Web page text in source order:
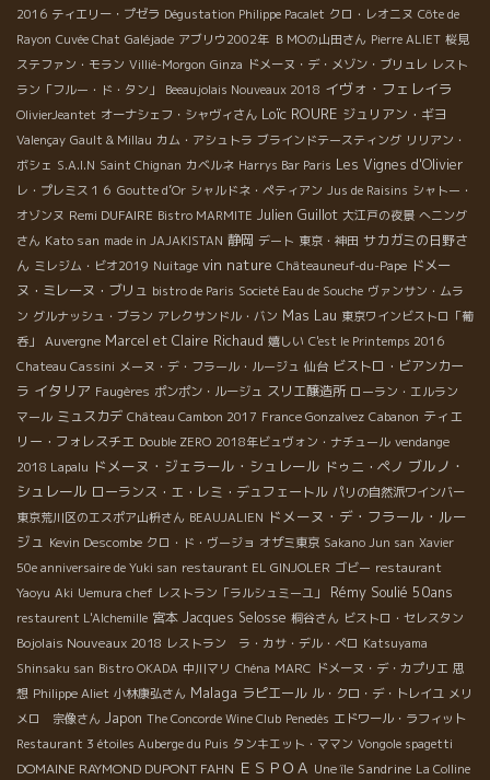
2016 ティエリー・プゼラ Dégustation Philippe Pacalet クロ・レオニヌ Côte de
Rayon Cuvée Chat Galéjade アブリウ2002年 ＢＭОの山田さん Pierre ALIET 桜見
ステファン・モラン Villié-Morgon Ginza ドメーヌ・デ・メゾン・ブリュレ レスト
ラン「フルー・ド・タン」
Beeaujolais Nouveaux 2018 イヴォ・フェレイラ
OlivierJeantet オーナシェフ・シャヴィさん Loïc ROURE ジュリアン・ギヨ
Valençay Gault & Millau カム・アシュトラ ブラインドテースティング リリアン・
ボシェ S.A.I.N Saint Chignan カベルネ Harrys Bar Paris Les Vignes d'Olivier
レ・プレミス１６ Goutte d’Or シャルドネ・ペティアン Jus de Raisins シャトー・
オゾンヌ Remi DUFAIRE Bistro MARMITE Julien Guillot 大江戸の夜景 へニング
さん Kato san made in JAJAKISTAN 静岡 デート 東京・神田 サカガミの日野さ
ん ミレジム・ビオ2019 Nuitage vin nature Châteauneuf-du-Pape ドメー
ヌ・ミレーヌ・ブリュ bistro de Paris Societé Eau de Souche ヴァンサン・ムラ
ン グルナッシュ・ブラン アレクサンドル・バン Mas Lau 東京ワインビストロ「葡
呑」
Auvergne Marcel et Claire Richaud 嬉しい C'est le Printemps 2016
Chateau Cassini メーヌ・デ・フラール・ルージュ 仙台 ビストロ・ビアンカー
ラ イタリア Faugères ポンポン・ルージュ スリエ醸造所 ローラン・エルラン
マール ミュスカデ Château Cambon 2017 France Gonzalvez Cabanon ティエ
リー・フォレスチエ Double ZERO 2018年ビュヴォン・ナチュール vendange
2018 Lapalu ドメーヌ・ジェラール・シュレール ドゥニ・ペノ ブルノ・
シュレール ローランス・エ・レミ・デュフェートル パリの自然派ワインバー
東京荒川区のエスポア山枡さん BEAUJALIEN ドメーヌ・デ・フラール・ルー
ジュ Kevin Descombe クロ・ド・ヴージョ オザミ東京 Sakano Jun san Xavier
50e anniversaire de Yuki san restaurant EL GINJOLER ゴビー restaurant
Yaoyu Aki Uemura chef レストラン「ラルシュミーユ」 Rémy Soulié 50ans
restaurent L'Alchemille 宮本 Jacques Selosse 桐谷さん ビストロ・セレスタン
Bojolais Nouveaux 2018 レストラン ラ・カサ・デル・ぺロ Katsuyama
Shinsaku san Bistro OKADA 中川マリ Chéna MARC ドメーヌ・デ・カプリエ 思
想 Philippe Aliet 小林康弘さん Malaga ラピエール ル・クロ・デ・トレイユ メリ
メロ 宗像さん Japon The Concorde Wine Club Penedès エドワール・ラフィット
Restaurant 3 étoiles Auberge du Puis タンキエット・ママン Vongole spagetti
DOMAINE RAYMOND DUPONT FAHN ＥＳＰＯＡ Une île Sandrine La Colline